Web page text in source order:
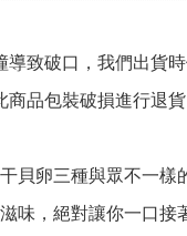
致破口，我們出貨時
品包裝破損進行退
貝卵三種與眾不一樣
味，絕對讓你一口接